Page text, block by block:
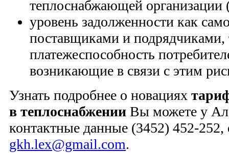
теплоснабжающей
уровень задолженности как
поставщиками и подрядчиками,
платежеспособность
возникающие в связи с этим
Узнать подробнее о новациях
в теплоснабжении Вы можете у
контактные данные (3452) 452-252,
gkh.lex@gmail.com.